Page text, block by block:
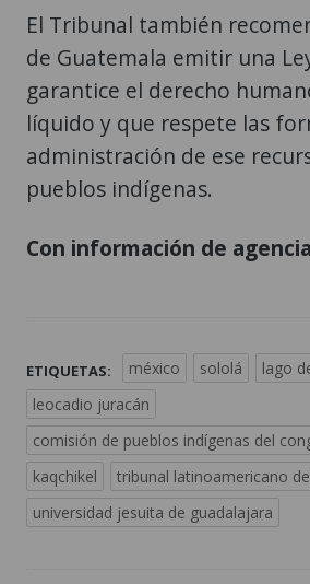
El Tribunal también
de Guatemala emitir una
garantice el derecho
líquido y que respete las
administración de ese
pueblos indígenas.
Con información de agencia
ETIQUETAS: méxico sololá
lago
leocadio juracán
comisión de pueblos indígenas del
kaqchikel
tribunal latinoamericano
universidad jesuita de guadalajara